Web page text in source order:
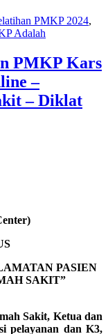
PMKP 2024,
Adalah
PMKP Kars
–
– Diklat
PASIEN
SAKIT”
Sakit, Ketua dan
pelayanan dan K3,